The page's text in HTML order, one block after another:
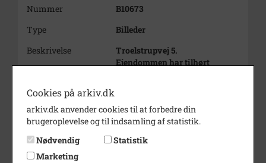
Nummer
B10673
Type
Billeder
Beskrivelse
Troelstrupvej 5.
Ejendommen har tilhørt
Periode
1920 - 1930
Dateringsnote
1920-1930
Cookies på arkiv.dk
arkiv.dk anvender cookies til at forbedre din
brugeroplevelse og til indsamling af statistik.
Nødvendig
Statistik
Marketing